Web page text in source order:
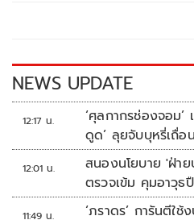
k k
NEWS UPDATE
12:17 น.
‘ศุลกากรช่องจอม’
ดูด’ ลุยจับบุหรี่เถื่อน
12:01 น.
สนองนโยบาย 'ฝ่า
ตรวจเข้ม คุมอาวุธ
11:49 น.
‘ภราดร’ การันตีใช้